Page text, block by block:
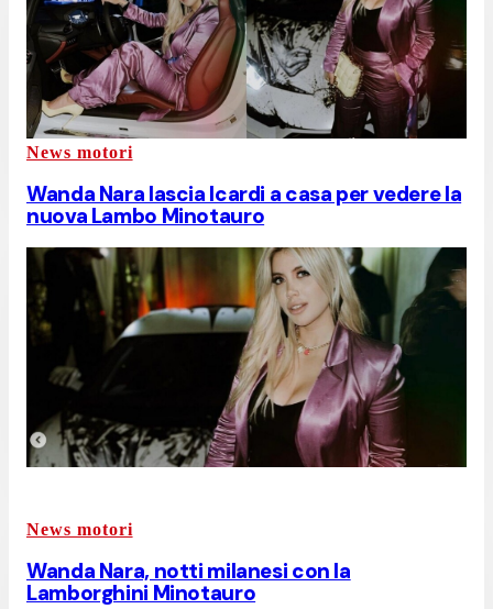
News motori
Wanda Nara lascia Icardi a casa per vedere la
nuova Lambo Minotauro
News motori
Wanda Nara, notti milanesi con la
Lamborghini Minotauro